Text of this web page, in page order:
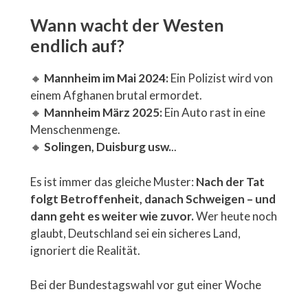
Wann wacht der Westen
endlich auf?
🔸 Mannheim im Mai 2024:Ein Polizist wird von
einem Afghanen brutal ermordet.
🔸 Mannheim März 2025:Ein Auto rast in eine
Menschenmenge.
🔸Solingen, Duisburg usw...
Es ist immer das gleiche Muster: Nach der Tat
folgt Betroffenheit, danach Schweigen – und
dann geht es weiter wie zuvor.Wer heute noch
glaubt, Deutschland sei ein sicheres Land,
ignoriert die Realität.
Bei der Bundestagswahl vor gut einer Woche